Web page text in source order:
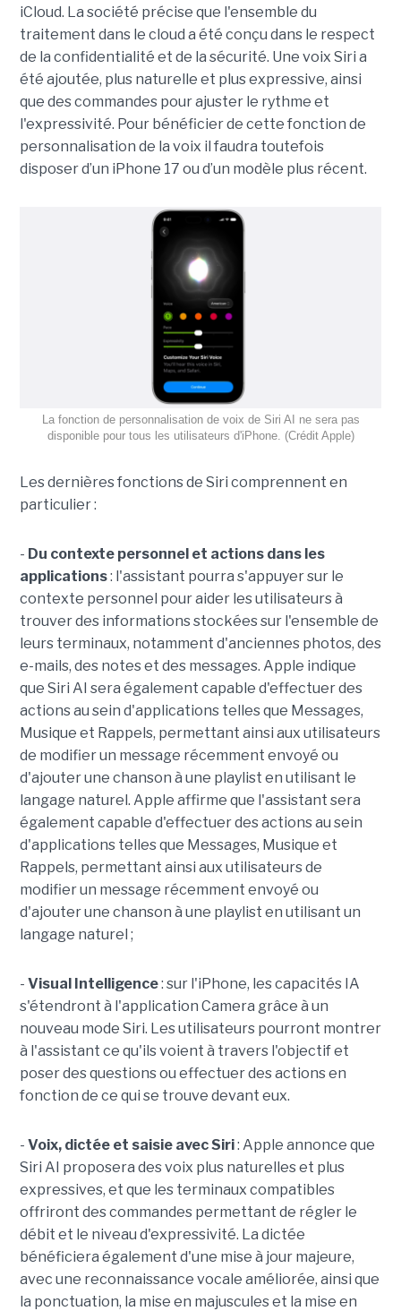
iCloud. La société précise que l'ensemble du
traitement dans le cloud a été conçu dans le respect
de la confidentialité et de la sécurité. Une voix Siri a
été ajoutée, plus naturelle et plus expressive, ainsi
que des commandes pour ajuster le rythme et
l'expressivité. Pour bénéficier de cette fonction de
personnalisation de la voix il faudra toutefois
disposer d’un iPhone 17 ou d’un modèle plus récent.
La fonction de personnalisation de voix de Siri AI ne sera pas
disponible pour tous les utilisateurs d'iPhone. (Crédit Apple)
Les dernières fonctions de Siri comprennent en
particulier :
- Du contexte personnel et actions dans les
applications: l'assistant pourra s'appuyer sur le
contexte personnel pour aider les utilisateurs à
trouver des informations stockées sur l'ensemble de
leurs terminaux, notamment d'anciennes photos, des
e-mails, des notes et des messages. Apple indique
que Siri AI sera également capable d'effectuer des
actions au sein d'applications telles que Messages,
Musique et Rappels, permettant ainsi aux utilisateurs
de modifier un message récemment envoyé ou
d'ajouter une chanson à une playlist en utilisant le
langage naturel. Apple affirme que l'assistant sera
également capable d'effectuer des actions au sein
d'applications telles que Messages, Musique et
Rappels, permettant ainsi aux utilisateurs de
modifier un message récemment envoyé ou
d'ajouter une chanson à une playlist en utilisant un
langage naturel ;
- Visual Intelligence: sur l'iPhone, les capacités IA
s'étendront à l'application Camera grâce à un
nouveau mode Siri. Les utilisateurs pourront montrer
à l'assistant ce qu'ils voient à travers l'objectif et
poser des questions ou effectuer des actions en
fonction de ce qui se trouve devant eux.
- Voix, dictée et saisie avec Siri: Apple annonce que
Siri AI proposera des voix plus naturelles et plus
expressives, et que les terminaux compatibles
offriront des commandes permettant de régler le
débit et le niveau d'expressivité. La dictée
bénéficiera également d'une mise à jour majeure,
avec une reconnaissance vocale améliorée, ainsi que
la ponctuation, la mise en majuscules et la mise en